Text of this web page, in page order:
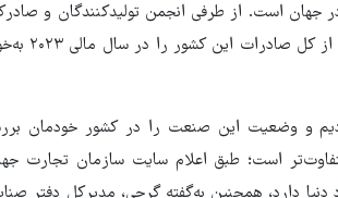
جهان است. از طرفی انجمن تولیدکنندگان و
و وضعیت این صنعت را در کشور خودمان
است؛ طبق اعلام سایت سازمان تجارت